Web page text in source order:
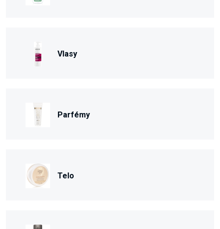
Vlasy
Parfémy
Telo